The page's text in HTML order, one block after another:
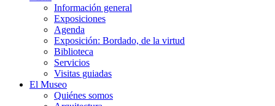
Información general
Exposiciones
Agenda
Exposición: Bordado, de la virtud
Biblioteca
Servicios
Visitas guiadas
El Museo
Quiénes somos